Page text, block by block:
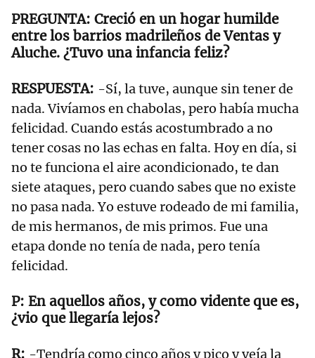
Creció en un hogar humilde
entre los barrios madrileños de Ventas y
Aluche. ¿Tuvo una infancia feliz?
-Sí, la tuve, aunque sin tener de
nada. Vivíamos en chabolas, pero había mucha
felicidad. Cuando estás acostumbrado a no
tener cosas no las echas en falta. Hoy en día, si
no te funciona el aire acondicionado, te dan
siete ataques, pero cuando sabes que no existe
no pasa nada. Yo estuve rodeado de mi familia,
de mis hermanos, de mis primos. Fue una
etapa donde no tenía de nada, pero tenía
felicidad.
En aquellos años, y como vidente que es,
¿vio que llegaría lejos?
-Tendría como cinco años y pico y veía la